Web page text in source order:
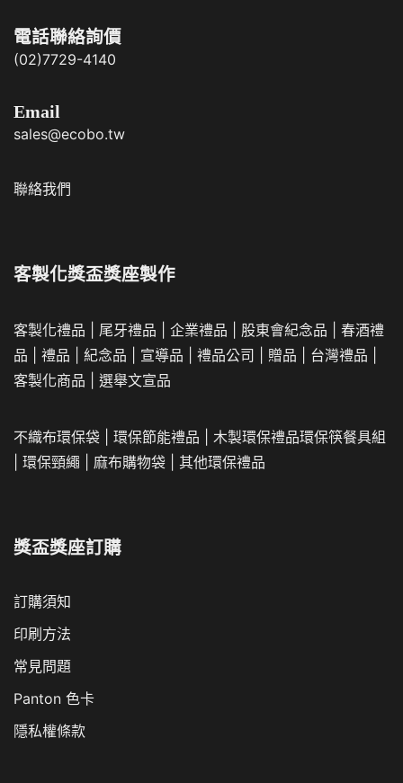
電話聯絡詢價
(02)7729-4140
Email
sales@ecobo.tw
聯絡我們
客製化獎盃獎座製作
客製化禮品 尾牙禮品 企業禮品 股東會紀念品
春酒禮
品
禮品 紀念品 宣導品 禮品公司 贈品 台灣禮品
客製化商品
選舉文宣品
不織布環保袋 環保節能禮品 木製環保禮品環保筷餐具組
環保頸繩 麻布購物袋 其他環保禮品
獎盃獎座訂購
訂購須知
印刷方法
常見問題
Panton 色卡
隱私權條款